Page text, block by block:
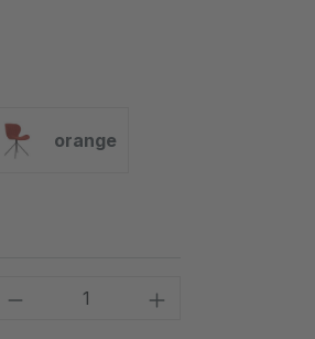
orange
orange
Produkt Anzahl: Gib